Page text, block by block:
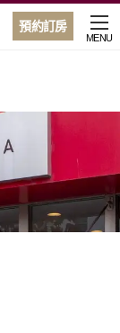
預約訂房
MENU